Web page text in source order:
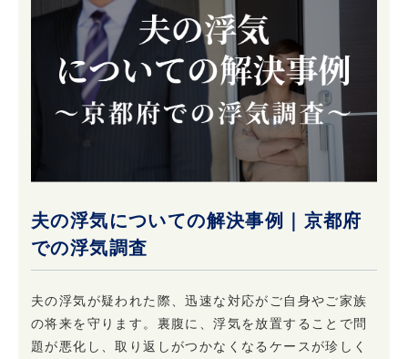
夫の浮気についての解決事例｜京都府
での浮気調査
夫の浮気が疑われた際、迅速な対応がご自身やご家族
の将来を守ります。裏腹に、浮気を放置することで問
題が悪化し、取り返しがつかなくなるケースが珍しく